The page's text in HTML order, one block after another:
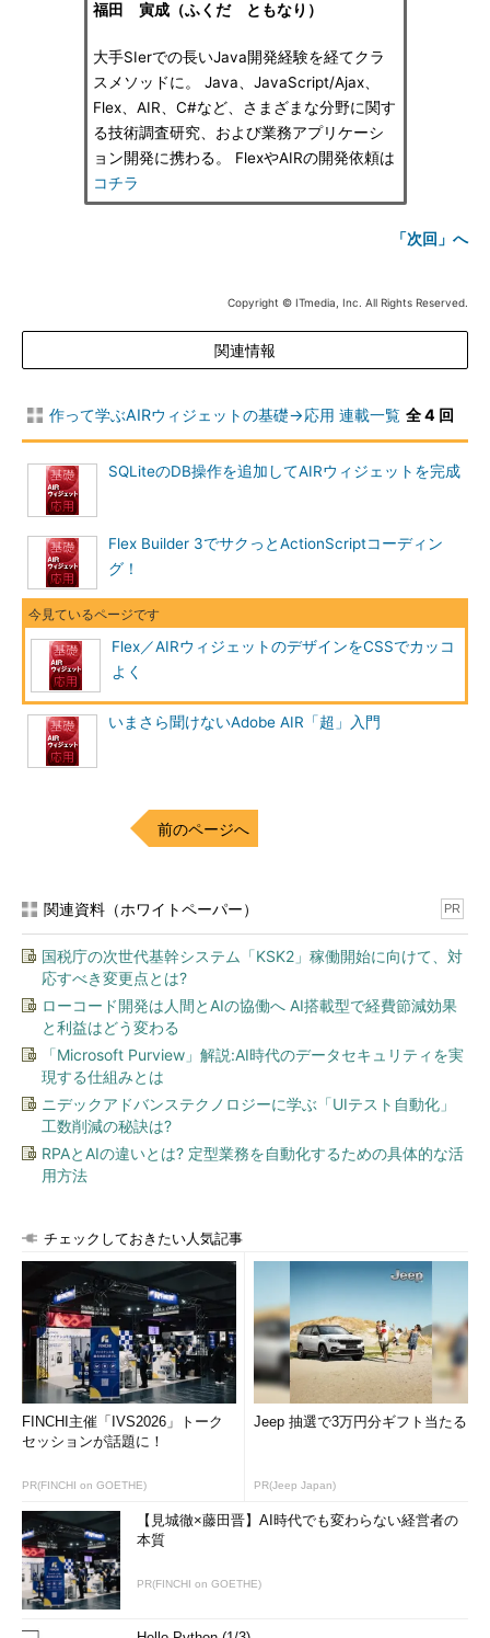
福田 寅成（ふくだ ともなり）
大手SIerでの長いJava開発経験を経てクラ
スメソッドに。 Java、JavaScript/Ajax、
Flex、AIR、C#など、さまざまな分野に関す
る技術調査研究、および業務アプリケーシ
ョン開発に携わる。 FlexやAIRの開発依頼は
コチラ
「次回」へ
Copyright © ITmedia, Inc. All Rights Reserved.
関連情報
作って学ぶAIRウィジェットの基礎→応用 連載一覧 全 4 回
SQLiteのDB操作を追加してAIRウィジェットを完成
Flex Builder 3でサクっとActionScriptコーディン
グ！
Flex／AIRウィジェットのデザインをCSSでカッコ
よく
いまさら聞けないAdobe AIR「超」入門
前のページへ
関連資料（ホワイトペーパー） PR
国税庁の次世代基幹システム「KSK2」稼働開始に向けて、対
応すべき変更点とは?
ローコード開発は人間とAIの協働へ AI搭載型で経費節減効果
と利益はどう変わる
「Microsoft Purview」解説:AI時代のデータセキュリティを実
現する仕組みとは
ニデックアドバンステクノロジーに学ぶ「UIテスト自動化」
工数削減の秘訣は?
RPAとAIの違いとは? 定型業務を自動化するための具体的な活
用方法
チェックしておきたい人気記事
FINCHI主催「IVS2026」トーク
セッションが話題に！
PR(FINCHI on GOETHE)
Jeep 抽選で3万円分ギフト当たる
PR(Jeep Japan)
【見城徹×藤田晋】AI時代でも変わらない経営者の
本質
PR(FINCHI on GOETHE)